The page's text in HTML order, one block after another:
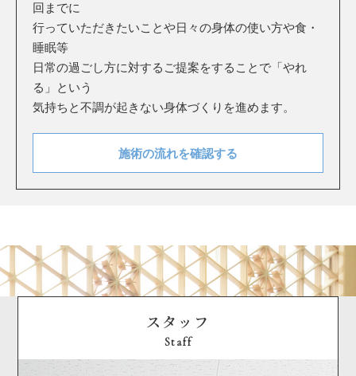
回までに
行っていただきたいことや日々の身体の使い方や食・
睡眠等
日常の過ごし方に対するご提案をすることで「やれ
る」という
気持ちと不調が起きない身体づくりを進めます。
施術の流れを確認する
スタッフ
Staff